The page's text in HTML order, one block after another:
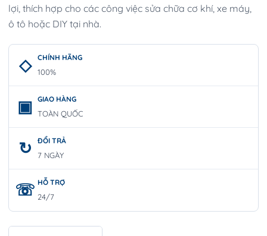
lợi, thích hợp cho các công việc sửa chữa cơ khí, xe máy,
ô tô hoặc DIY tại nhà.
CHÍNH HÃNG
100%
GIAO HÀNG
TOÀN QUỐC
ĐỔI TRẢ
7 NGÀY
HỖ TRỢ
24/7